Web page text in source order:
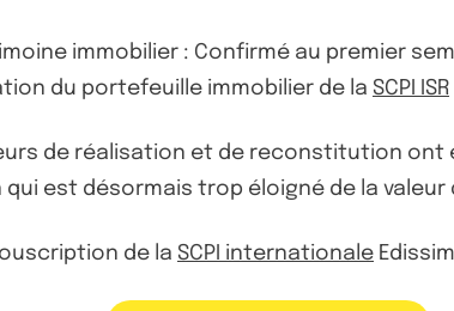
immobilier : Confirmé au premier
du portefeuille immobilier de la SCPI ISR
de réalisation et de reconstitution ont
est désormais trop éloigné de la
de la SCPI internationale